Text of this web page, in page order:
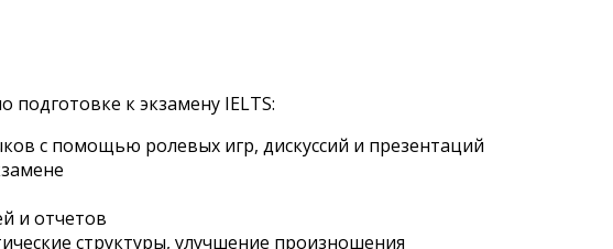
подготовке к экзамену IELTS:
с помощью ролевых игр, дискуссий и презентаций
и отчетов
структуры, улучшение произношения